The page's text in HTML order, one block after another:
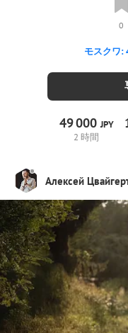
0
モスクワ:
49000JPY
2 時間
Алексей